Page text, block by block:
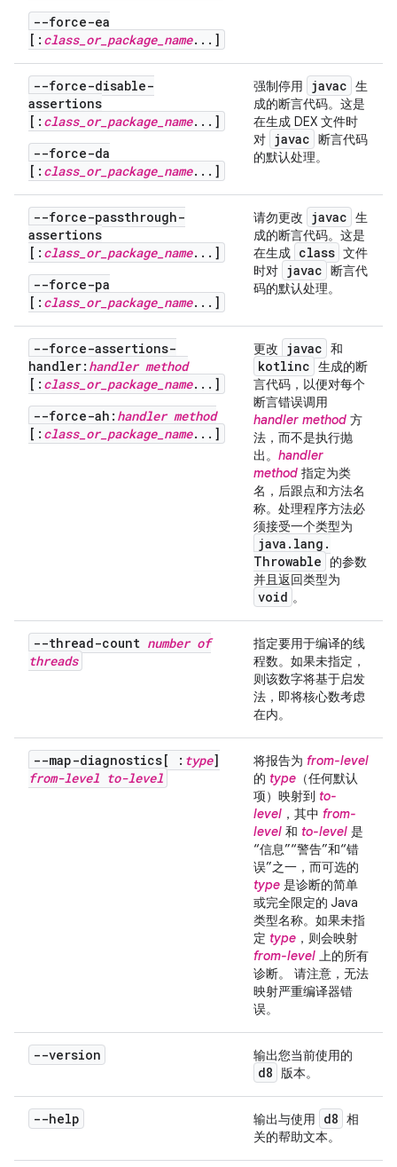
--force-ea
[: class_or_package_name...]
--force-disable-
assertions
[: class_or_package_name...]
--force-da
[: class_or_package_name...]
强制停用 javac 生
成的断言代码。这是
在生成 DEX 文件时
对 javac 断言代码
的默认处理。
--force-passthrough-
assertions
[: class_or_package_name...]
--force-pa
[: class_or_package_name...]
请勿更改 javac 生
成的断言代码。这是
在生成 class 文件
时对 javac 断言代
码的默认处理。
--force-assertions-
handler: handler method
[: class_or_package_name...]
--force-ah: handler method
[: class_or_package_name...]
更改 javac 和
kotlinc 生成的断
言代码，以便对每个
断言错误调用
handler method 方
法，而不是执行抛
出。 handler
method 指定为类
名，后跟点和方法名
称。处理程序方法必
须接受一个类型为
java . lang .
Throwable
的参数
并且返回类型为
void 。
--thread-count number of
threads
指定要用于编译的线
程数。如果未指定，
则该数字将基于启发
法，即将核心数考虑
在内。
--map-diagnostics[ : type]
from-level to-level
将报告为 from-level
的 type （任何默认
项）映射到 to-
level ，其中 from-
level 和 to-level 是
“信息”“警告”和“错
误”之一，而可选的
type 是诊断的简单
或完全限定的 Java
类型名称。如果未指
定 type ，则会映射
from-level 上的所有
诊断。 请注意，无法
映射严重编译器错
误。
--version 输出您当前使用的
d8 版本。
--help 输出与使用 d8 相
关的帮助文本。